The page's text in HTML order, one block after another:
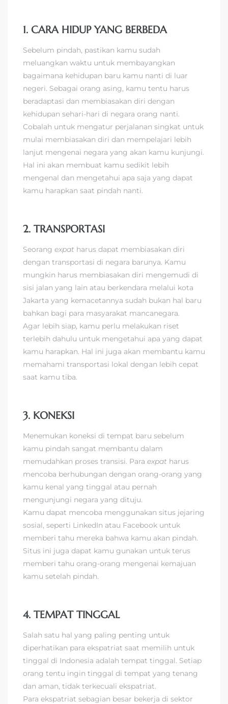
1. CARA HIDUP YANG BERBEDA
Sebelum pindah, pastikan kamu sudah
meluangkan waktu untuk membayangkan
bagaimana kehidupan baru kamu nanti di luar
negeri. Sebagai orang asing, kamu tentu harus
beradaptasi dan membiasakan diri dengan
kehidupan sehari-hari di negara orang nanti.
Cobalah untuk mengatur perjalanan singkat untuk
mulai membiasakan diri dan mempelajari lebih
lanjut mengenai negara yang akan kamu kunjungi.
Hal ini akan membuat kamu sedikit lebih
mengenal dan mengetahui apa saja yang dapat
kamu harapkan saat pindah nanti.
2. TRANSPORTASI
Seorang expat harus dapat membiasakan diri
dengan transportasi di negara barunya. Kamu
mungkin harus membiasakan diri mengemudi di
sisi jalan yang lain atau berkendara melalui kota
Jakarta yang kemacetannya sudah bukan hal baru
bahkan bagi para masyarakat mancanegara.
Agar lebih siap, kamu perlu melakukan riset
terlebih dahulu untuk mengetahui apa yang dapat
kamu harapkan. Hal ini juga akan membantu kamu
memahami transportasi lokal dengan lebih cepat
saat kamu tiba.
3. KONEKSI
Menemukan koneksi di tempat baru sebelum
kamu pindah sangat membantu dalam
memudahkan proses transisi. Para expat harus
mencoba berhubungan dengan orang-orang yang
kamu kenal yang tinggal atau pernah
mengunjungi negara yang dituju.
Kamu dapat mencoba menggunakan situs jejaring
sosial, seperti LinkedIn atau Facebook untuk
memberi tahu mereka bahwa kamu akan pindah.
Situs ini juga dapat kamu gunakan untuk terus
memberi tahu orang-orang mengenai kemajuan
kamu setelah pindah.
4. TEMPAT TINGGAL
Salah satu hal yang paling penting untuk
diperhatikan para ekspatriat saat memilih untuk
tinggal di Indonesia adalah tempat tinggal. Setiap
orang tentu ingin tinggal di tempat yang tenang
dan aman, tidak terkecuali ekspatriat.
Para ekspatriat sebagian besar bekerja di sektor